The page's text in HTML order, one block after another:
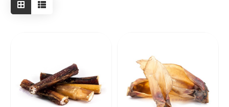
Hondentuin abonnement
Reservatieoverzicht
Winkelwagen